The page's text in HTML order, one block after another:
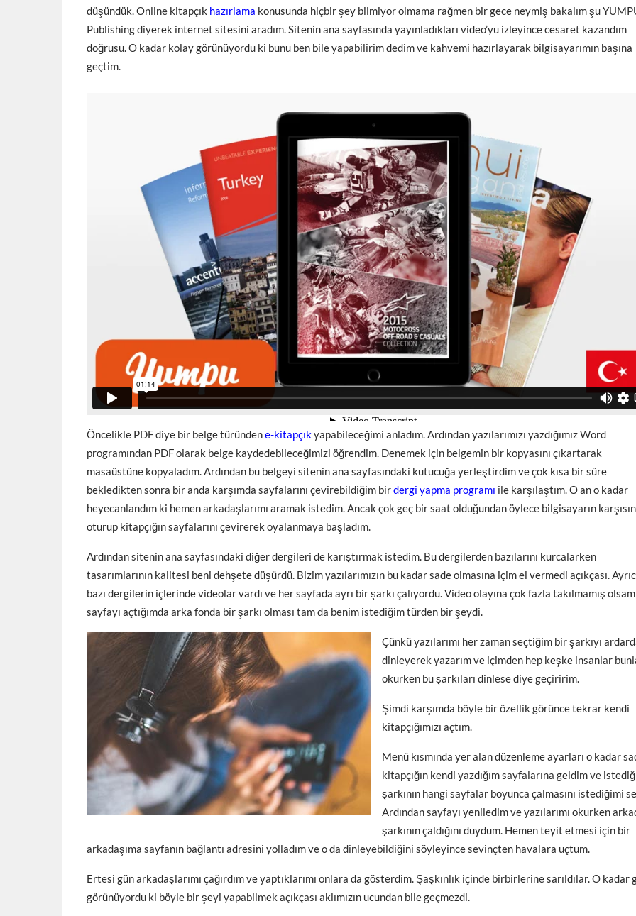
düşündük. Online kitapçık hazırlama konusunda hiçbir şey bilmiyor olmama rağmen bir gece neymiş bakalım şu
Publishing diyerek internet sitesini aradım. Sitenin ana sayfasında yayınladıkları video’yu izleyince cesaret kazandım
doğrusu. O kadar kolay görünüyordu ki bunu ben bile yapabilirim dedim ve kahvemi hazırlayarak bilgisayarımın başına
geçtim.
Öncelikle PDF diye bir belge türündene-kitapçıkyapabileceğimi anladım. Ardından yazılarımızı yazdığımız Word
programından PDF olarak belge kaydedebileceğimizi öğrendim. Denemek için belgemin bir kopyasını çıkartarak
masaüstüne kopyaladım. Ardından bu belgeyi sitenin ana sayfasındaki kutucuğa yerleştirdim ve çok kısa bir süre
bekledikten sonra bir anda karşımda sayfalarını çevirebildiğim birdergi yapma programı ile karşılaştım. O an o kadar
heyecanlandım ki hemen arkadaşlarımı aramak istedim. Ancak çok geç bir saat olduğundan öylece bilgisayarın
oturup kitapçığın sayfalarını çevirerek oyalanmaya başladım.
Ardından sitenin ana sayfasındaki diğer dergileri de karıştırmak istedim. Bu dergilerden bazılarını kurcalarken
tasarımlarının kalitesi beni dehşete düşürdü. Bizim yazılarımızın bu kadar sade olmasına içim el vermedi açıkçası.
bazı dergilerin içlerinde videolar vardı ve her sayfada ayrı bir şarkı çalıyordu. Video olayına çok fazla takılmamış
sayfayı açtığımda arka fonda bir şarkı olması tam da benim istediğim türden bir şeydi.
Çünkü yazılarımı her zaman seçtiğim bir şarkıyı
dinleyerek yazarım ve içimden hep keşke insanlar
okurken bu şarkıları dinlese diye geçiririm.
Şimdi karşımda böyle bir özellik görünce tekrar kendi
kitapçığımızı açtım.
Menü kısmında yer alan düzenleme ayarları o kadar
kitapçığın kendi yazdığım sayfalarına geldim ve
şarkının hangi sayfalar boyunca çalmasını istediğimi
Ardından sayfayı yeniledim ve yazılarımı okurken
şarkının çaldığını duydum. Hemen teyit etmesi için bir
arkadaşıma sayfanın bağlantı adresini yolladım ve o da dinleyebildiğini söyleyince sevinçten havalara uçtum.
Ertesi gün arkadaşlarımı çağırdım ve yaptıklarımı onlara da gösterdim. Şaşkınlık içinde birbirlerine sarıldılar. O kadar
görünüyordu ki böyle bir şeyi yapabilmek açıkçası aklımızın ucundan bile geçmezdi.